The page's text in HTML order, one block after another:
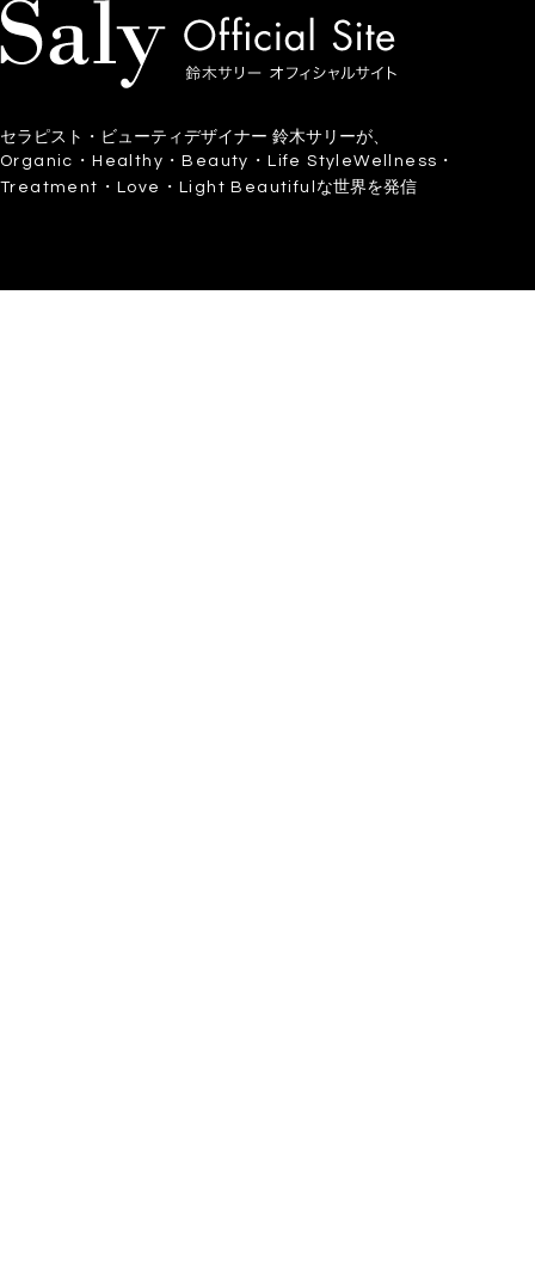
セラピスト・ビューティデザイナー 鈴木サリーが、
Organic・Healthy・Beauty・Life StyleWellness・
Treatment・Love・Light Beautiful な世界を発信